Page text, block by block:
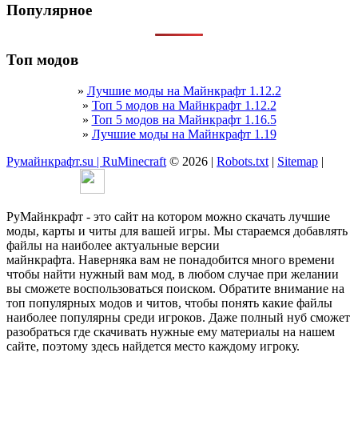
Популярное
Топ модов
» Лучшие моды на Майнкрафт 1.12.2
» Топ 5 модов на Майнкрафт 1.12.2
» Топ 5 модов на Майнкрафт 1.16.5
» Лучшие моды на Майнкрафт 1.19
Румайнкрафт.su | RuMinecraft © 2026 | Robots.txt | Sitemap |
РуМайнкрафт - это сайт на котором можно скачать лучшие
моды, карты и читы для вашей игры. Мы стараемся добавлять
файлы на наиболее актуальные версии
майнкрафта. Наверняка вам не понадобится много времени
чтобы найти нужный вам мод, в любом случае при желании
вы сможете воспользоваться поиском. Обратите внимание на
топ популярных модов и читов, чтобы понять какие файлы
наиболее популярны среди игроков. Даже полный нуб сможет
разобраться где скачивать нужные ему материалы на нашем
сайте, поэтому здесь найдется место каждому игроку.